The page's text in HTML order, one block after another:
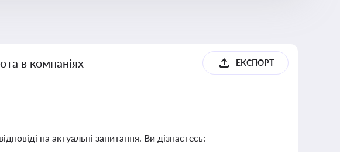
в компаніях ЕКСПОРТ
на актуальні запитання. Ви дізнаєтесь: